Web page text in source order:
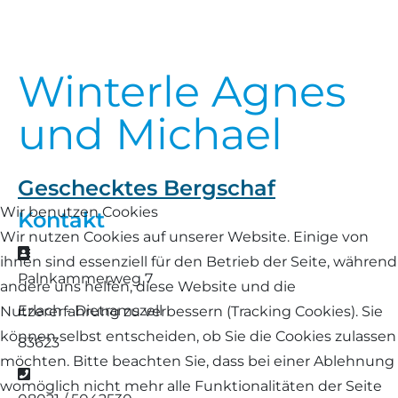
Winterle Agnes
und Michael
Geschecktes Bergschaf
Kontakt
Adresse
Palnkammerweg 7
Erlach - Dietramszell
83623
Telefon
Wir benutzen Cookies
Wir nutzen Cookies auf unserer Website. Einige von
ihnen sind essenziell für den Betrieb der Seite, während
andere uns helfen, diese Website und die
Nutzererfahrung zu verbessern (Tracking Cookies). Sie
können selbst entscheiden, ob Sie die Cookies zulassen
möchten. Bitte beachten Sie, dass bei einer Ablehnung
womöglich nicht mehr alle Funktionalitäten der Seite
Links Züchter-Internetseiten
Preisrichter in Bayern
Futtrationsrechner
Neueinsteiger
Fachberater in Bayern
Lineare Beurteilung Zahnstellung
Erfassung der Euterreinheit
Weißes Bergschaf
Rouge de Roussillon
Schwarzes Villnösser Schaf
Scottish Blackface
Shetland
Skudde
South Down
Soayschaf